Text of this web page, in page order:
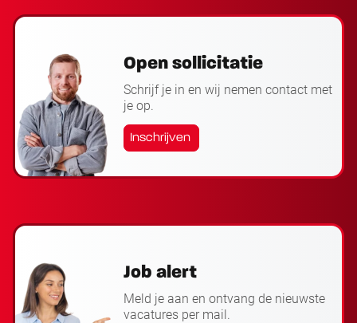
Open sollicitatie
Schrijf je in en wij nemen contact met
je op.
Inschrijven
Job alert
Meld je aan en ontvang de nieuwste
vacatures per mail.